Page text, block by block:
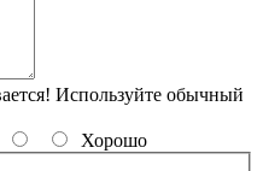
Используйте обычный
Хорошо